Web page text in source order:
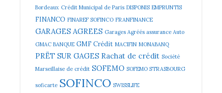
Bordeaux Crédit Municipal de Paris DISPONIS EMPRUNTIS
FINANCO FINAREF SOFINCO FRANFINANCE
GARAGES AGREES Garages Agréés assurance Auto
GMAC BANQUE GMF Crédit MACIFIN MONABANQ
PRËT SUR GAGES Rachat de crédit Société
Marseillaise de crédit SOFEMO SOFEMO STRASBOURG
soficarte SOFINCO SWISSLIFE